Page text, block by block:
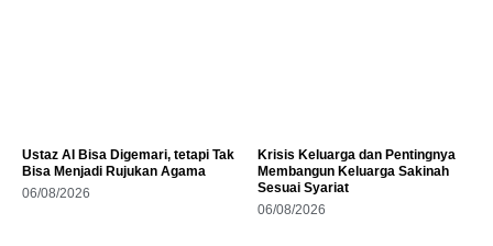
Ustaz AI Bisa Digemari, tetapi Tak
Bisa Menjadi Rujukan Agama
06/08/2026
Krisis Keluarga dan Pentingnya
Membangun Keluarga Sakinah
Sesuai Syariat
06/08/2026